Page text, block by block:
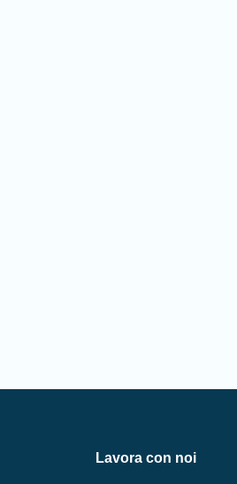
Lavora con noi